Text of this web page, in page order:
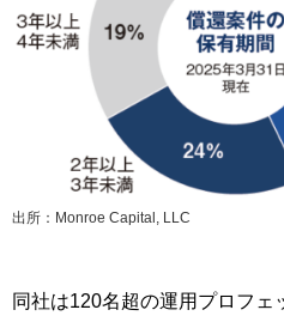
出所：Monroe Capital, LLC
同社は120名超の運用プロフェ